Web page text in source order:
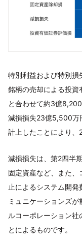
特別利益および特別損
銘柄の売却による投資
と合わせて約3億
減損損失23億5,500万
計上したことにより、
減損損失は、第2四半
固定資産など、また
止によるシステム開
ミュニケーションズ
ルコーポレーション社
とによるものです。